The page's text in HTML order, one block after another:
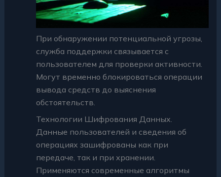
При обнаружении потенциальной угрозы,
служба поддержки связывается с
пользователем для проверки активности.
Могут временно блокироваться операции
вывода средств до выяснения
обстоятельств.
Технологии Шифрования Данных.
Данные пользователей и сведения об
операциях зашифрованы как при
передаче, так и при хранении.
Применяются современные алгоритмы